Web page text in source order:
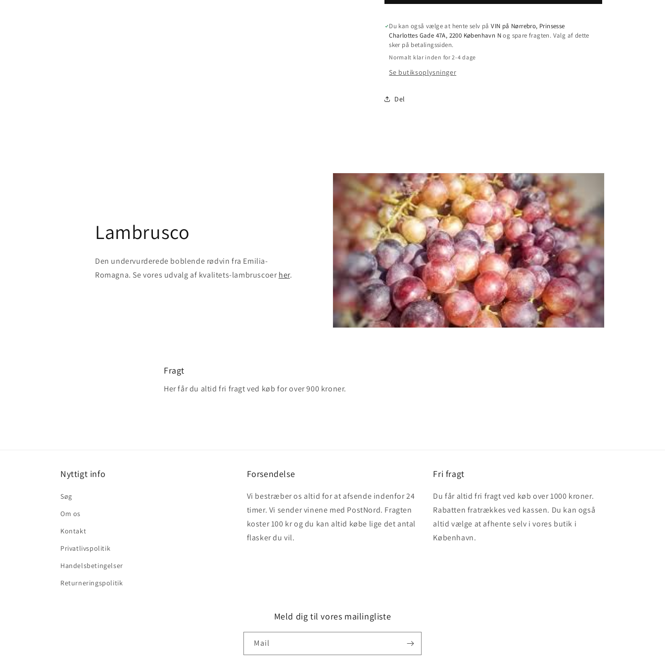
-
Blanc
Pierres
Dorées
2023
-
Blanc
Pierres
Dorées
2023
Du kan også vælge at hente selv påVIN på Nørrebro, Prinsesse
Charlottes Gade 47A, 2200 København Nog spare fragten. Valg af dette
sker på betalingssiden.
Normalt klar inden for 2-4 dage
Se butiksoplysninger
Del
Lambrusco
Den undervurderede boblende rødvin fra Emilia-
Romagna. Se vores udvalg af kvalitets-lambruscoerher.
Fragt
Her får du altid fri fragt ved køb for over 900 kroner.
Nyttigt info
Søg
Om os
Kontakt
Privatlivspolitik
Handelsbetingelser
Returneringspolitik
Forsendelse
Vi bestræber os altid for at afsende indenfor 24
timer. Vi sender vinene med PostNord. Fragten
koster 100 kr og du kan altid købe lige det antal
flasker du vil.
Fri fragt
Du får altid fri fragt ved køb over 1000 kroner.
Rabatten fratrækkes ved kassen. Du kan også
altid vælge at afhente selv i vores butik i
København.
Meld dig til vores mailingliste
Mail